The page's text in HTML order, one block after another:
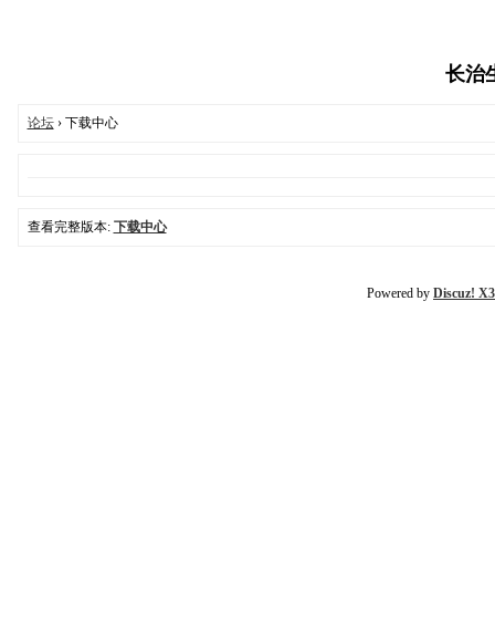
长治
论坛› 下载中心
查看完整版本: 下载中心
Powered by Discuz!